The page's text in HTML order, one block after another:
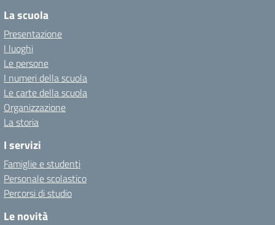
La scuola
Presentazione
I luoghi
Le persone
I numeri della scuola
Le carte della scuola
Organizzazione
La storia
I servizi
Famiglie e studenti
Personale scolastico
Percorsi di studio
Le novità